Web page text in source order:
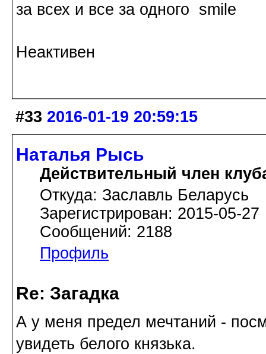
за всех и все за одного
Неактивен
#33 2016-01-19 20:59:15
Наталья Рысь
Действительный член
Откуда: Заславль Беларусь
Зарегистрирован: 2015-05-27
Сообщений: 2188
Профиль
Re: Загадка
А у меня предел мечтаний -
увидеть белого князька.